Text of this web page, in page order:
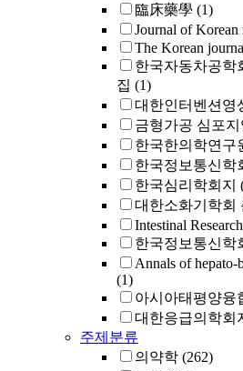
臨床藥學 (1)
Journal of Korean
The Korean
한국자동차공학
집 (1)
대한인터벤션영
금형가공 심포지
한국한의학연구
한국정보통신학
한국심리학회지
대한소화기학회
Intestinal Research
한국정보통신학
Annals of hepato-
(1)
아시아태평양융
대한응급의학회
주제분류
의약학 (262)